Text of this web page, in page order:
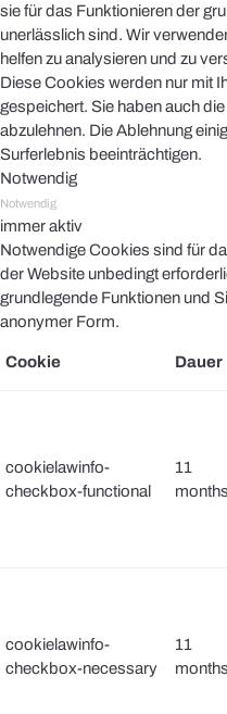
sie für das Funktionieren der
unerlässlich sind. Wir
helfen zu analysieren und zu
Diese Cookies werden nur mit
gespeichert. Sie haben auch
abzulehnen. Die Ablehnung
Surferlebnis beeinträchtigen.
Notwendig
Notwendig
immer aktiv
Notwendige Cookies sind für
der Website unbedingt
grundlegende Funktionen und
anonymer Form.
Cookie Dauer
cookielawinfo-
checkbox-functional
11
months
cookielawinfo-
checkbox-necessary
11
months